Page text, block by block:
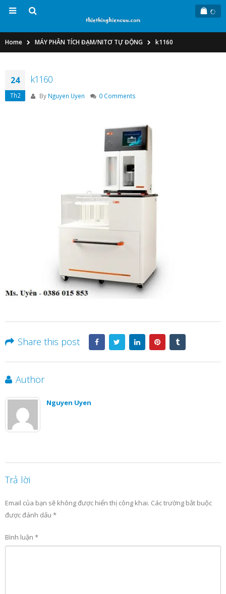
Home MÁY PHÂN TÍCH ĐẠM/NITƠ TỰ ĐỘNG k1160
24
Th2
k1160
By Nguyen Uyen 0 Comments
Share this post
Author
Nguyen Uyen
Trả lời
Email của bạn sẽ không được hiển thị công khai. Các trường bắt buộc
được đánh dấu *
Bình luận *